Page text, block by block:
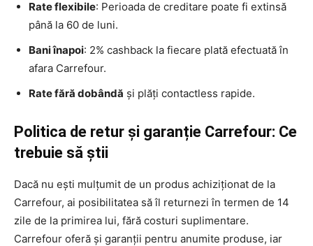
Rate flexibile: Perioada de creditare poate fi extinsă
până la 60 de luni.
Bani înapoi: 2% cashback la fiecare plată efectuată în
afara Carrefour.
Rate fără dobândă și plăți contactless rapide.
Politica de retur și garanție Carrefour: Ce
trebuie să știi
Dacă nu ești mulțumit de un produs achiziționat de la
Carrefour, ai posibilitatea să îl returnezi în termen de 14
zile de la primirea lui, fără costuri suplimentare.
Carrefour oferă și garanții pentru anumite produse, iar